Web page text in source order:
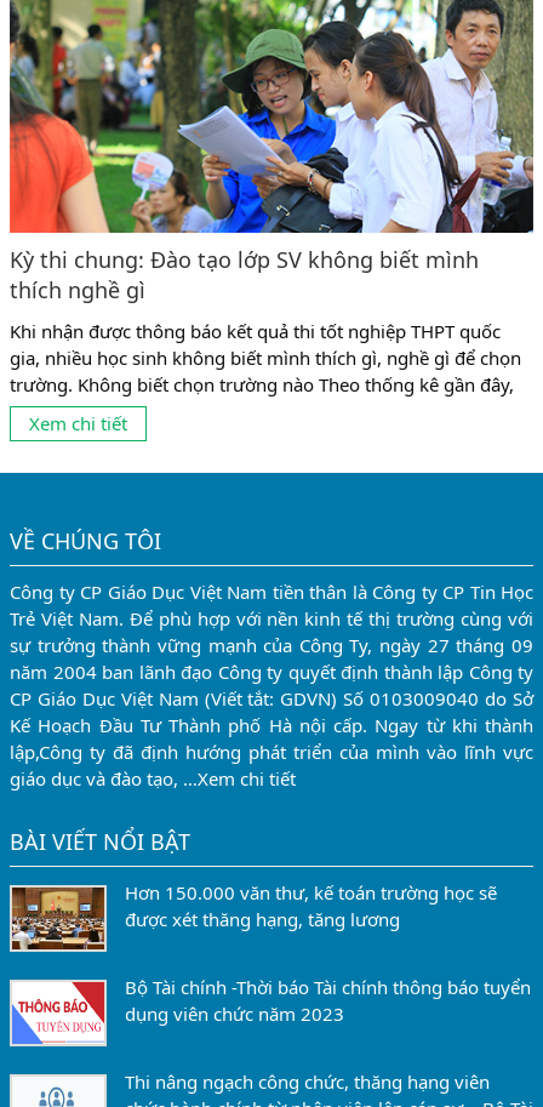
Kỳ thi chung: Đào tạo lớp SV không biết mình
thích nghề gì
Khi nhận được thông báo kết quả thi tốt nghiệp THPT quốc
gia, nhiều học sinh không biết mình thích gì, nghề gì để chọn
trường. Không biết chọn trường nào Theo thống kê gần đây,
có tới 10% số sinh viên không theo được ngành mình đang
học vì chọn nghề chưa phù hợp. Và có lẽ, con số này còn...
Xem chi tiết
VỀ CHÚNG TÔI
Công ty CP Giáo Dục Việt Nam tiền thân là Công ty CP Tin Học
Trẻ Việt Nam. Để phù hợp với nền kinh tế thị trường cùng với
sự trưởng thành vững mạnh của Công Ty, ngày 27 tháng 09
năm 2004 ban lãnh đạo Công ty quyết định thành lập Công ty
CP Giáo Dục Việt Nam (Viết tắt: GDVN) Số 0103009040 do Sở
Kế Hoạch Đầu Tư Thành phố Hà nội cấp. Ngay từ khi thành
lập,Công ty đã định hướng phát triển của mình vào lĩnh vực
giáo dục và đào tạo, …Xem chi tiết
BÀI VIẾT NỔI BẬT
Hơn 150.000 văn thư, kế toán trường học sẽ
được xét thăng hạng, tăng lương
Bộ Tài chính -Thời báo Tài chính thông báo tuyển
dụng viên chức năm 2023
Thi nâng ngạch công chức, thăng hạng viên